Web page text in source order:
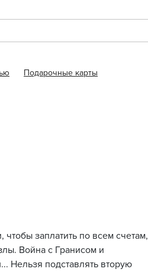
Подарочные карты
заплатить по всем счетам,
Война с Гранисом и
Нельзя подставлять вторую